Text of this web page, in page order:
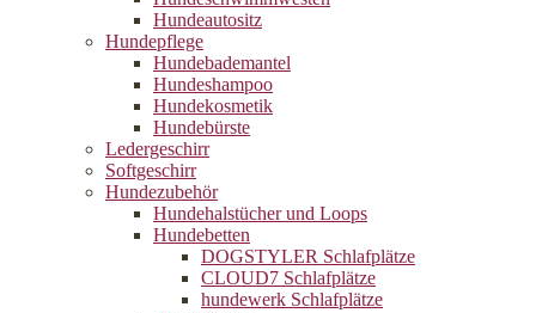
Hundeautositz
Hundepflege
Hundebademantel
Hundeshampoo
Hundekosmetik
Hundebürste
Ledergeschirr
Softgeschirr
Hundezubehör
Hundehalstücher und Loops
Hundebetten
DOGSTYLER Schlafplätze
CLOUD7 Schlafplätze
hundewerk Schlafplätze